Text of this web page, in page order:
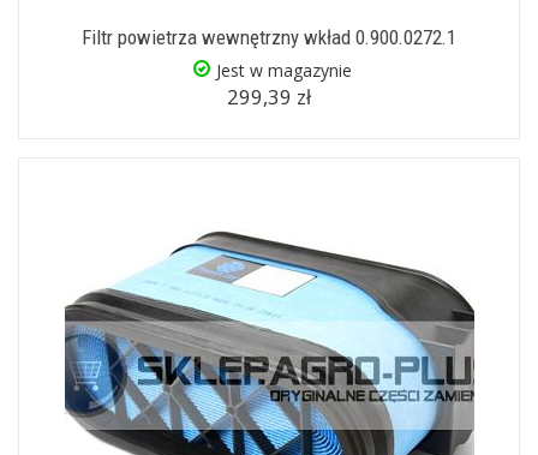
Filtr powietrza wewnętrzny wkład 0.900.0272.1
Jest w magazynie
299,39 zł